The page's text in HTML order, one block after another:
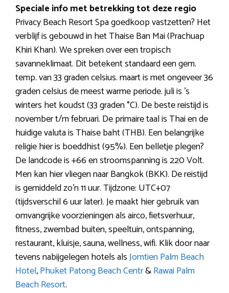
Speciale info met betrekking tot deze regio
Privacy Beach Resort Spa goedkoop vastzetten? Het
verblijf is gebouwd in het Thaise Ban Mai (Prachuap
Khiri Khan). We spreken over een tropisch
savanneklimaat. Dit betekent standaard een gem.
temp. van 33 graden celsius. maart is met ongeveer 36
graden celsius de meest warme periode. juli is ’s
winters het koudst (33 graden °C). De beste reistijd is
november t/m februari. De primaire taal is Thai en de
huidige valuta is Thaise baht (THB). Een belangrijke
religie hier is boeddhist (95%). Een belletje plegen?
De landcode is +66 en stroomspanning is 220 Volt.
Men kan hier vliegen naar Bangkok (BKK). De reistijd
is gemiddeld zo’n 11 uur. Tijdzone: UTC+07
(tijdsverschil 6 uur later). Je maakt hier gebruik van
omvangrijke voorzieningen als airco, fietsverhuur,
fitness, zwembad buiten, speeltuin, ontspanning,
restaurant, kluisje, sauna, wellness, wifi. Klik door naar
tevens nabijgelegen hotels alsJomtien Palm Beach
Hotel,Phuket Patong Beach Centr&Rawai Palm
Beach Resort.